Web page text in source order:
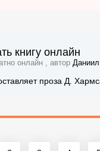
книгу онлайн
онлайн , автор
проза Д.